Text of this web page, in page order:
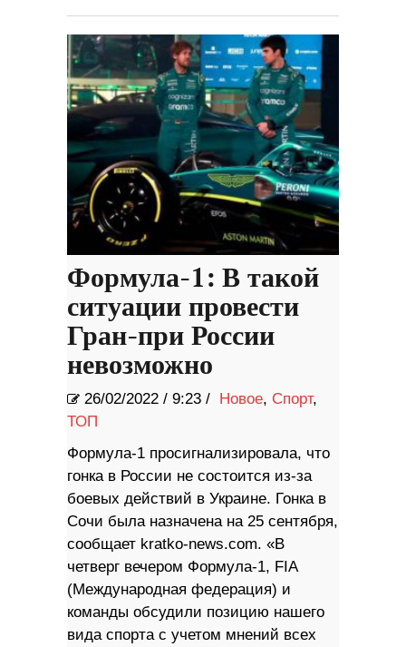
Формула-1: В такой
ситуации провести
Гран-при России
невозможно
26/02/2022 / 9:23 / Новое, Спорт,
ТОП
Формула-1 просигнализировала, что
гонка в России не состоится из-за
боевых действий в Украине. Гонка в
Сочи была назначена на 25 сентября,
сообщает kratko-news.com. «В
четверг вечером Формула-1, FIA
(Международная федерация) и
команды обсудили позицию нашего
вида спорта с учетом мнений всех